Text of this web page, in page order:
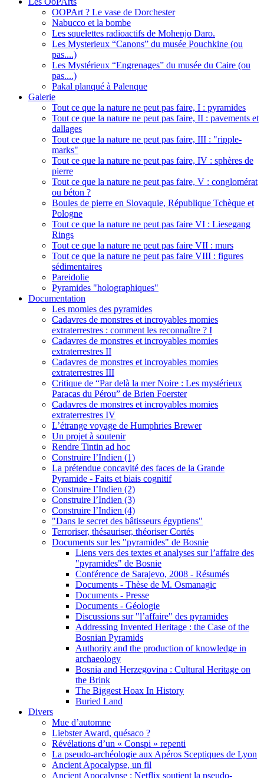
OOPArt ? Le vase de Dorchester
Nabucco et la bombe
Les squelettes radioactifs de Mohenjo Daro.
Les Mysterieux “Canons” du musée Pouchkine (ou
pas....)
Les Mystérieux “Engrenages” du musée du Caire (ou
pas....)
Pakal planqué à Palenque
Galerie
Tout ce que la nature ne peut pas faire, I : pyramides
Tout ce que la nature ne peut pas faire, II : pavements et
dallages
Tout ce que la nature ne peut pas faire, III : "ripple-
marks"
Tout ce que la nature ne peut pas faire, IV : sphères de
pierre
Tout ce que la nature ne peut pas faire, V : conglomérat
ou béton ?
Boules de pierre en Slovaquie, République Tchèque et
Pologne
Tout ce que la nature ne peut pas faire VI : Liesegang
Rings
Tout ce que la nature ne peut pas faire VII : murs
Tout ce que la nature ne peut pas faire VIII : figures
sédimentaires
Pareidolie
Pyramides "holographiques"
Documentation
Les momies des pyramides
Cadavres de monstres et incroyables momies
extraterrestres : comment les reconnaître ? I
Cadavres de monstres et incroyables momies
extraterrestres II
Cadavres de monstres et incroyables momies
extraterrestres III
Critique de “Par delà la mer Noire : Les mystérieux
Paracas du Pérou” de Brien Foerster
Cadavres de monstres et incroyables momies
extraterrestres IV
L’étrange voyage de Humphries Brewer
Un projet à soutenir
Rendre Tintin ad hoc
Construire l’Indien (1)
La prétendue concavité des faces de la Grande
Pyramide - Faits et biais cognitif
Construire l’Indien (2)
Construire l’Indien (3)
Construire l’Indien (4)
"Dans le secret des bâtisseurs égyptiens"
Terroriser, thésauriser, théoriser Cortés
Documents sur les "pyramides" de Bosnie
Liens vers des textes et analyses sur l’affaire des
"pyramides" de Bosnie
Conférence de Sarajevo, 2008 - Résumés
Documents - Thèse de M. Osmanagic
Documents - Presse
Documents - Géologie
Discussions sur "l’affaire" des pyramides
Addressing Invented Heritage : the Case of the
Bosnian Pyramids
Authority and the production of knowledge in
archaeology
Bosnia and Herzegovina : Cultural Heritage on
the Brink
The Biggest Hoax In History
Buried Land
Divers
Mue d’automne
Liebster Award, quésaco ?
Révélations d’un « Conspi » repenti
La pseudo-archéologie aux Apéros Sceptiques de Lyon
Ancient Apocalypse, un fil
Ancient Apocalypse : Netflix soutient la pseudo-